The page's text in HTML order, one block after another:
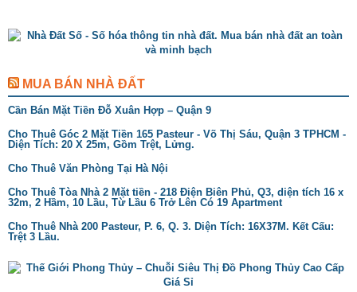
MUA BÁN NHÀ ĐẤT
Cần Bán Mặt Tiền Đỗ Xuân Hợp – Quận 9
Cho Thuê Góc 2 Mặt Tiền 165 Pasteur - Võ Thị Sáu, Quận 3 TPHCM -
Diện Tích: 20 X 25m, Gồm Trệt, Lửng.
Cho Thuê Văn Phòng Tại Hà Nội
Cho Thuê Tòa Nhà 2 Mặt tiền - 218 Điện Biên Phủ, Q3, diện tích 16 x
32m, 2 Hầm, 10 Lầu, Từ Lầu 6 Trở Lên Có 19 Apartment
Cho Thuê Nhà 200 Pasteur, P. 6, Q. 3. Diện Tích: 16X37M. Kết Cấu:
Trệt 3 Lầu.